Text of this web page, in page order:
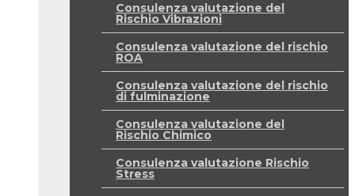
Consulenza valutazione del
Rischio Vibrazioni
Consulenza valutazione del rischio
ROA
Consulenza valutazione del rischio
di fulminazione
Consulenza valutazione del
Rischio Chimico
Consulenza valutazione Rischio
Stress